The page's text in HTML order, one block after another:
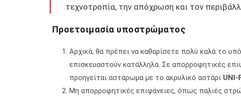
τεχνοτροπία, την απόχρωση και τον
Προετοιμασία υποστρώματος
Αρχικά, θα πρέπει να καθαρίσετε πολύ καλά το
επισκευαστούν κατάλληλα. Σε απορροφητικές
προηγείται αστάρωμα με το ακρυλικό αστάρι UNI-
Μη απορροφητικές επιφάνειες, όπως παλιές